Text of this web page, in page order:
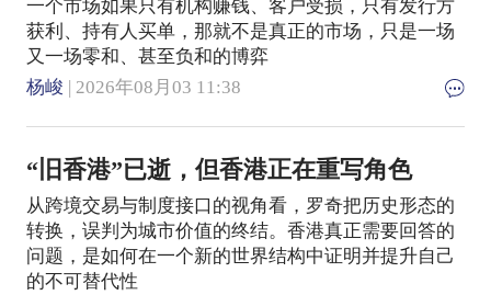
一个市场如果只有机构赚钱、客户受损，只有发行方
获利、持有人买单，那就不是真正的市场，只是一场
又一场零和、甚至负和的博弈
杨峻 | 2026年08月03 11:38
“旧香港”已逝，但香港正在重写角色
从跨境交易与制度接口的视角看，罗奇把历史形态的
转换，误判为城市价值的终结。香港真正需要回答的
问题，是如何在一个新的世界结构中证明并提升自己
的不可替代性